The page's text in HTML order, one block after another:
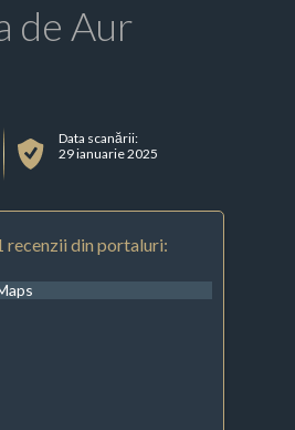
de Aur
Data scanării:
29 ianuarie 2025
recenzii din portaluri: